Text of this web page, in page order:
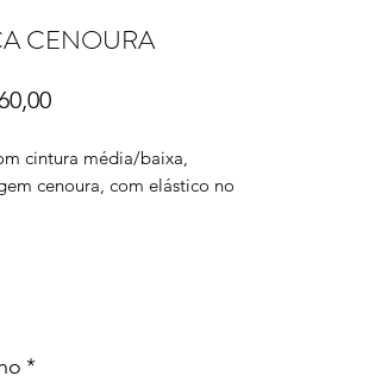
CENOURA
Preço
cintura média/baixa,
cenoura, com elástico no
natural
*